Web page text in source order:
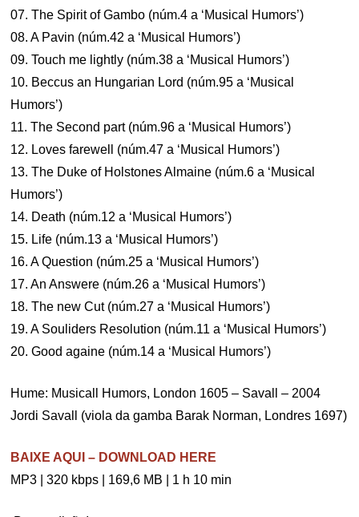
07. The Spirit of Gambo (núm.4 a ‘Musical Humors’)
08. A Pavin (núm.42 a ‘Musical Humors’)
09. Touch me lightly (núm.38 a ‘Musical Humors’)
10. Beccus an Hungarian Lord (núm.95 a ‘Musical
Humors’)
11. The Second part (núm.96 a ‘Musical Humors’)
12. Loves farewell (núm.47 a ‘Musical Humors’)
13. The Duke of Holstones Almaine (núm.6 a ‘Musical
Humors’)
14. Death (núm.12 a ‘Musical Humors’)
15. Life (núm.13 a ‘Musical Humors’)
16. A Question (núm.25 a ‘Musical Humors’)
17. An Answere (núm.26 a ‘Musical Humors’)
18. The new Cut (núm.27 a ‘Musical Humors’)
19. A Souliders Resolution (núm.11 a ‘Musical Humors’)
20. Good againe (núm.14 a ‘Musical Humors’)
Hume: Musicall Humors, London 1605 – Savall – 2004
Jordi Savall (viola da gamba Barak Norman, Londres 1697)
BAIXE AQUI – DOWNLOAD HERE
MP3 | 320 kbps | 169,6 MB | 1 h 10 min